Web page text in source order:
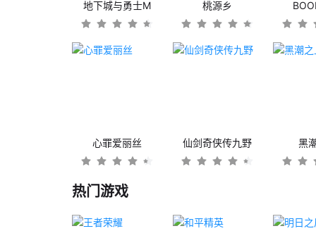
地下城与勇士M 桃源乡
心罪爱丽丝 仙剑奇侠传九野 黑
热门游戏